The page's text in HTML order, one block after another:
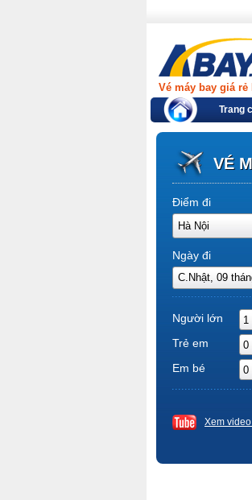
Vé máy bay giá rẻ
Trang
VÉ
Điểm đi
Ngày đi
Người lớn
Trẻ em
Em bé
Xem